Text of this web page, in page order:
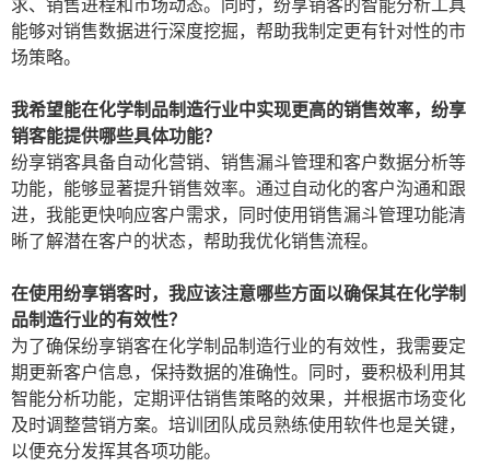
求、销售进程和市场动态。同时，纷享销客的智能分析工具
能够对销售数据进行深度挖掘，帮助我制定更有针对性的市
场策略。
我希望能在化学制品制造行业中实现更高的销售效率，纷享
销客能提供哪些具体功能？
纷享销客具备自动化营销、销售漏斗管理和客户数据分析等
功能，能够显著提升销售效率。通过自动化的客户沟通和跟
进，我能更快响应客户需求，同时使用销售漏斗管理功能清
晰了解潜在客户的状态，帮助我优化销售流程。
在使用纷享销客时，我应该注意哪些方面以确保其在化学制
品制造行业的有效性？
为了确保纷享销客在化学制品制造行业的有效性，我需要定
期更新客户信息，保持数据的准确性。同时，要积极利用其
智能分析功能，定期评估销售策略的效果，并根据市场变化
及时调整营销方案。培训团队成员熟练使用软件也是关键，
以便充分发挥其各项功能。